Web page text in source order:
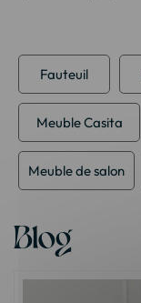
Fauteuil
Meuble Casita
Meuble de salon
Blog